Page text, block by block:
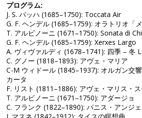
プログラム:
J. S. バッハ (1685–1750): Toccata Air
G. F. ヘンデル (1685–1759): オラトリオ「
T. アルビノーニ (1671–1750): Sonata di
G. F. ヘンデル (1685–1759): Xerxes Largo
A. ヴィヴァルディ (1678–1741): 四季 – 冬
C. グノー (1818–1893): アヴェ・マリア
C-M ウィドール (1845–1937): オルガン交
カータ
F. リスト (1811–1886): アヴェ・マリス・ス
T. アルビノーニ (1671–1750): アダージョ
C. フランク (1822–1890): パニス・アンジ